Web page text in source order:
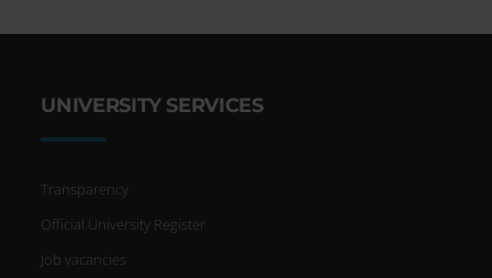
UNIVERSITY SERVICES
Transparency
Official University Register
Job vacancies